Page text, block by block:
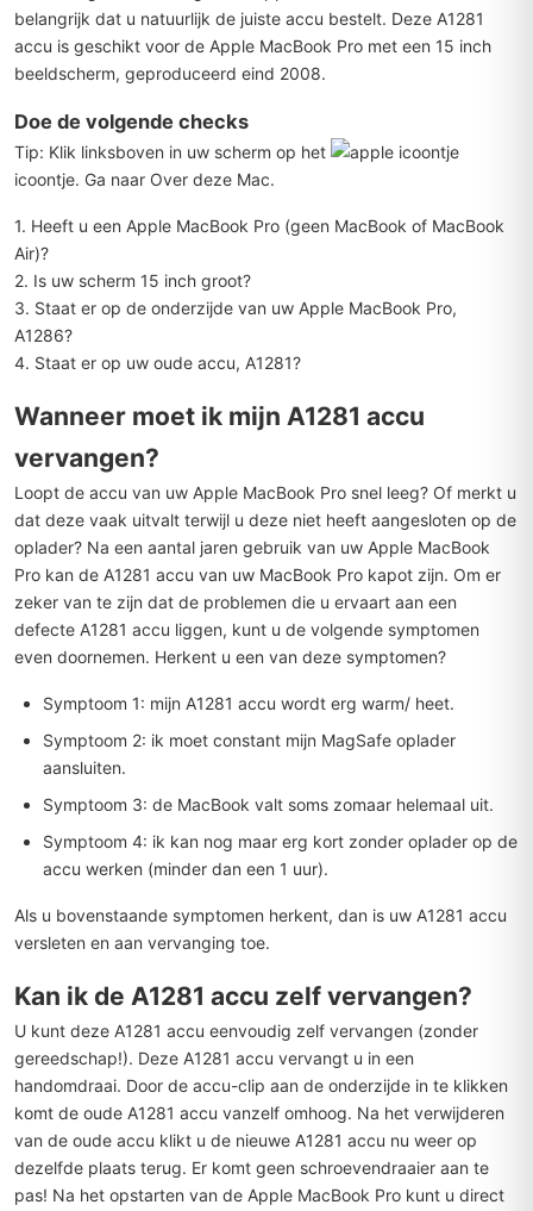
belangrijk dat u natuurlijk de juiste accu bestelt. Deze A1281
accu is geschikt voor de Apple MacBook Pro met een 15 inch
beeldscherm, geproduceerd eind 2008.
Doe de volgende checks
Tip: Klik linksboven in uw scherm op het
icoontje. Ga naar Over deze Mac.
1. Heeft u een Apple MacBook Pro (geen MacBook of MacBook
Air)?
2. Is uw scherm 15 inch groot?
3. Staat er op de onderzijde van uw Apple MacBook Pro,
A1286?
4. Staat er op uw oude accu, A1281?
Wanneer moet ik mijn A1281 accu
vervangen?
Loopt de accu van uw Apple MacBook Pro snel leeg? Of merkt u
dat deze vaak uitvalt terwijl u deze niet heeft aangesloten op de
oplader? Na een aantal jaren gebruik van uw Apple MacBook
Pro kan de A1281 accu van uw MacBook Pro kapot zijn. Om er
zeker van te zijn dat de problemen die u ervaart aan een
defecte A1281 accu liggen, kunt u de volgende symptomen
even doornemen. Herkent u een van deze symptomen?
Symptoom 1: mijn A1281 accu wordt erg warm/ heet.
Symptoom 2: ik moet constant mijn MagSafe oplader
aansluiten.
Symptoom 3: de MacBook valt soms zomaar helemaal uit.
Symptoom 4: ik kan nog maar erg kort zonder oplader op de
accu werken (minder dan een 1 uur).
Als u bovenstaande symptomen herkent, dan is uw A1281 accu
versleten en aan vervanging toe.
Kan ik de A1281 accu zelf vervangen?
U kunt deze A1281 accu eenvoudig zelf vervangen (zonder
gereedschap!). Deze A1281 accu vervangt u in een
handomdraai. Door de accu-clip aan de onderzijde in te klikken
komt de oude A1281 accu vanzelf omhoog. Na het verwijderen
van de oude accu klikt u de nieuwe A1281 accu nu weer op
dezelfde plaats terug. Er komt geen schroevendraaier aan te
pas! Na het opstarten van de Apple MacBook Pro kunt u direct